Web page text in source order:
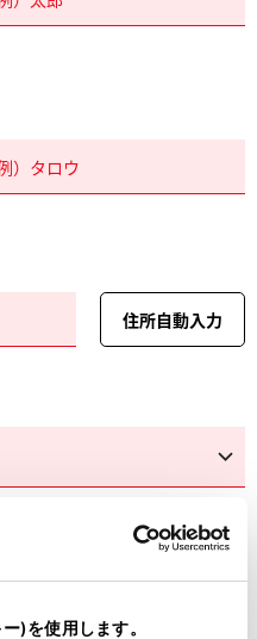
)を使用します。
住所自動入力